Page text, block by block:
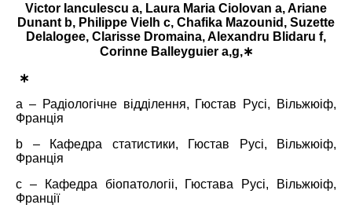
Victor Ianculescu a, Laura Maria Ciolovan a, Ariane
Dunant b, Philippe Vielh c, Chafika Mazounid, Suzette
Delalogee, Clarisse Dromaina, Alexandru Blidaru f,
Corinne Balleyguier a,g,∗
∗
a – Радіологічне відділення, Гюстав Русі, Вільжюіф,
Франція
b – Кафедра статистики, Гюстав Русі, Вільжюіф,
Франція
c – Кафедра біопатологіі, Гюстава Русі, Вільжюіф,
Франції